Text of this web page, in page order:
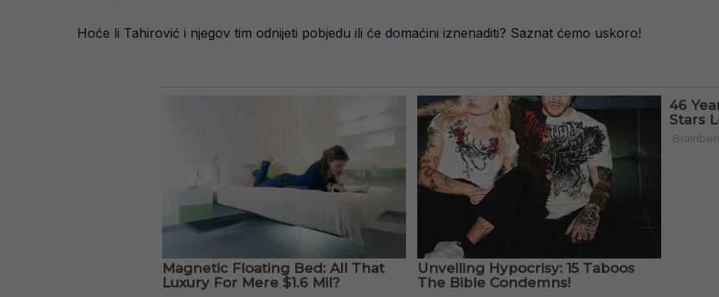
Hoće li Tahirović i njegov tim odnijeti pobjedu ili će domaćini iznenaditi? Saznat ćemo uskoro!